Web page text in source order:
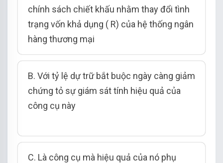
chính sách chiết khấu nhằm thay đổi tình
trạng vốn khả dụng ( R) của hệ thống ngân
hàng thương mại
B. Với tỷ lệ dự trữ bắt buộc ngày càng giảm
chứng tỏ sự giám sát tính hiệu quả của
công cụ này
C. Là công cụ mà hiệu quả của nó phụ